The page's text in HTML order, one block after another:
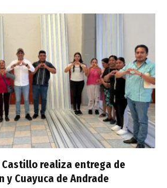
realiza entrega de
y Cuayuca de Andrade